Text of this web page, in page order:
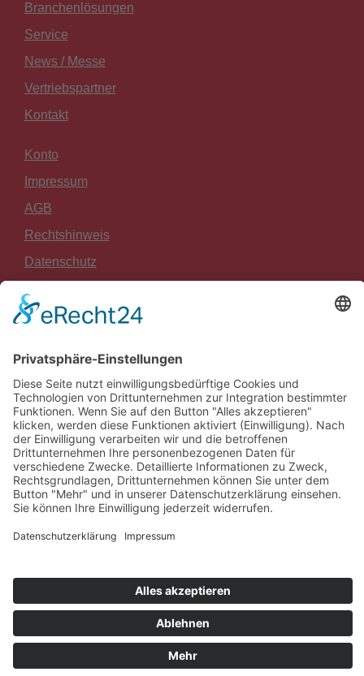
Branchenlösungen
Service
News / Messe
Vertriebspartner
Kontakt
Konto
Impressum
AGB
Rechtshinweis
Datenschutz
Zahlung und Versand